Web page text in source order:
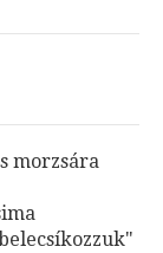
morzsára